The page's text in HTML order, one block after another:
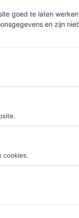
goed te laten werken
en zijn niet
cookies.